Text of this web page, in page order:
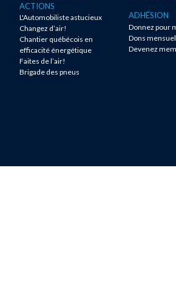
ACTIONS
L'Automobiliste astucieux
Changez d’air!
Chantier québécois en
efficacité énergétique
Faites de l’air!
Brigade des pneus
ADHÉSION
Donnez pour
Dons
Devenez